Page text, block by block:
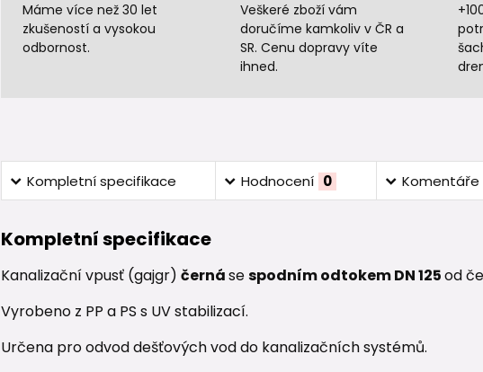
Máme více než 30 let
zkušeností a vysokou
odbornost.
Veškeré zboží vám
doručíme kamkoliv v ČR a
SR. Cenu dopravy víte
ihned.
Kompletní specifikace Hodnocení 0 Komentáře
Kompletní specifikace
Kanalizační vpusť (gajgr) černásespodním odtokem DN 125od
Vyrobeno z PP a PS s UV stabilizací.
Určena pro odvod dešťových vod do kanalizačních systémů.